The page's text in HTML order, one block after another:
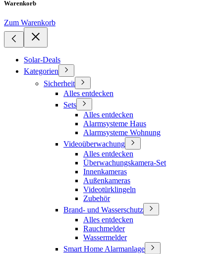
Warenkorb
Zum Warenkorb
Solar-Deals
Kategorien
Sicherheit
Alles entdecken
Sets
Alles entdecken
Alarmsysteme Haus
Alarmsysteme Wohnung
Videoüberwachung
Alles entdecken
Überwachungskamera-Set
Innenkameras
Außenkameras
Videotürklingeln
Zubehör
Brand- und Wasserschutz
Alles entdecken
Rauchmelder
Wassermelder
Smart Home Alarmanlage